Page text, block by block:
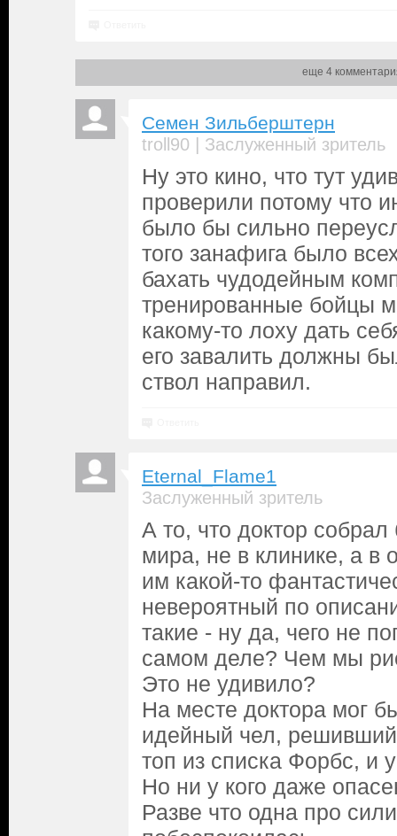
еще 4
Семен Зильберштерн
troll90 | Заслуженный зритель
Ну это кино, что тут
проверили потому что
было бы сильно
того занафига было
бахать чудодейным
тренированные бойцы
какому-то лоху дать
его завалить должны
ствол направил.
Eternal_Flame1
Заслуженный зритель
А то, что доктор
мира, не в клинике, а в
им какой-то
невероятный по
такие - ну да, чего не
самом деле? Чем мы
Это не удивило?
На месте доктора мог
идейный чел, решивший
топ из списка Форбс, и
Но ни у кого даже
Разве что одна про